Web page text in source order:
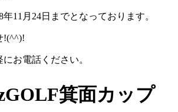
11月24日までとなっております。
!(^^)!
お電話ください。
箕面カップ